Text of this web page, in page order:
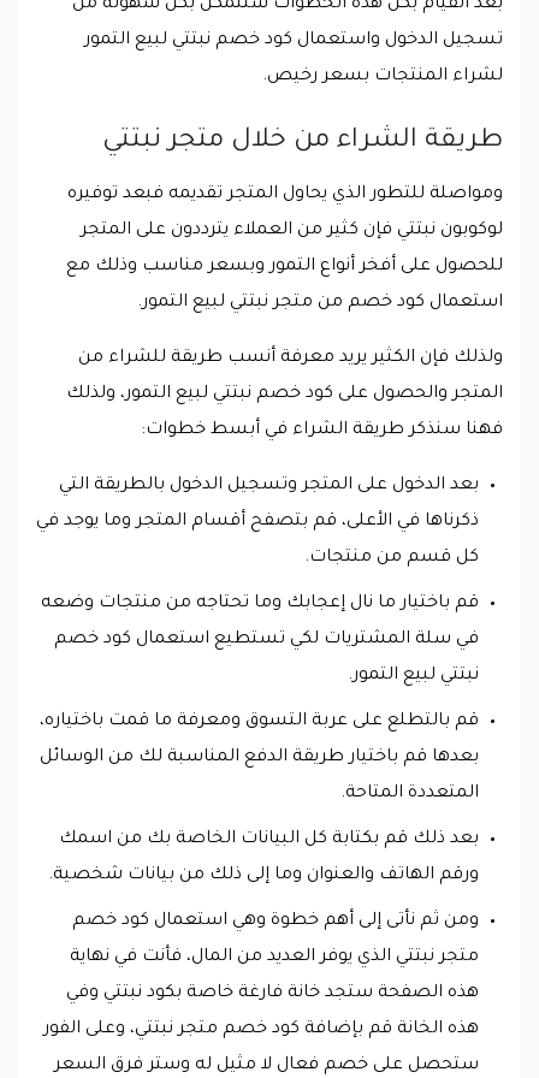
بعد القيام بكل هذه الخطوات ستتمكن بكل سهولة من
تسجيل الدخول واستعمال كود خصم نبتتي لبيع التمور
لشراء المنتجات بسعر رخيص.
طريقة الشراء من خلال متجر نبتتي
ومواصلة للتطور الذي يحاول المتجر تقديمه فبعد توفيره
لوكوبون نبتتي فإن كثير من العملاء يترددون على المتجر
للحصول على أفخر أنواع التمور وبسعر مناسب وذلك مع
استعمال كود خصم من متجر نبتتي لبيع التمور.
ولذلك فإن الكثير يريد معرفة أنسب طريقة للشراء من
المتجر والحصول على كود خصم نبتتي لبيع التمور، ولذلك
فهنا سنذكر طريقة الشراء في أبسط خطوات:
بعد الدخول على المتجر وتسجيل الدخول بالطريقة التي
ذكرناها في الأعلى، قم بتصفح أقسام المتجر وما يوجد في
كل قسم من منتجات.
قم باختيار ما نال إعجابك وما تحتاجه من منتجات وضعه
في سلة المشتريات لكي تستطيع استعمال كود خصم
نبتتي لبيع التمور.
قم بالتطلع على عربة التسوق ومعرفة ما قمت باختياره،
بعدها قم باختيار طريقة الدفع المناسبة لك من الوسائل
المتعددة المتاحة.
بعد ذلك قم بكتابة كل البيانات الخاصة بك من اسمك
ورقم الهاتف والعنوان وما إلى ذلك من بيانات شخصية.
ومن ثم نأتى إلى أهم خطوة وهي استعمال كود خصم
متجر نبتتي الذي يوفر العديد من المال، فأنت في نهاية
هذه الصفحة ستجد خانة فارغة خاصة بكود نبتتي وفي
هذه الخانة قم بإضافة كود خصم متجر نبتتي، وعلى الفور
ستحصل على خصم فعال لا مثيل له وستر فرق السعر